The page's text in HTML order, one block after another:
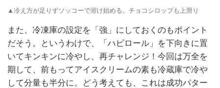
▲冷え方が足りずソッコーで溶け始める。チョコシロップも上滑り
また、冷凍庫の設定を「強」にしておくのもポイント
だそう。というわけで、「ハピロール」を下向きに置
いてキンキンに冷やし、再チャレンジ！今回は万全を
期して、前もってアイスクリームの素も冷蔵庫で冷や
して分量も半分に。どう考えても、これは成功パター